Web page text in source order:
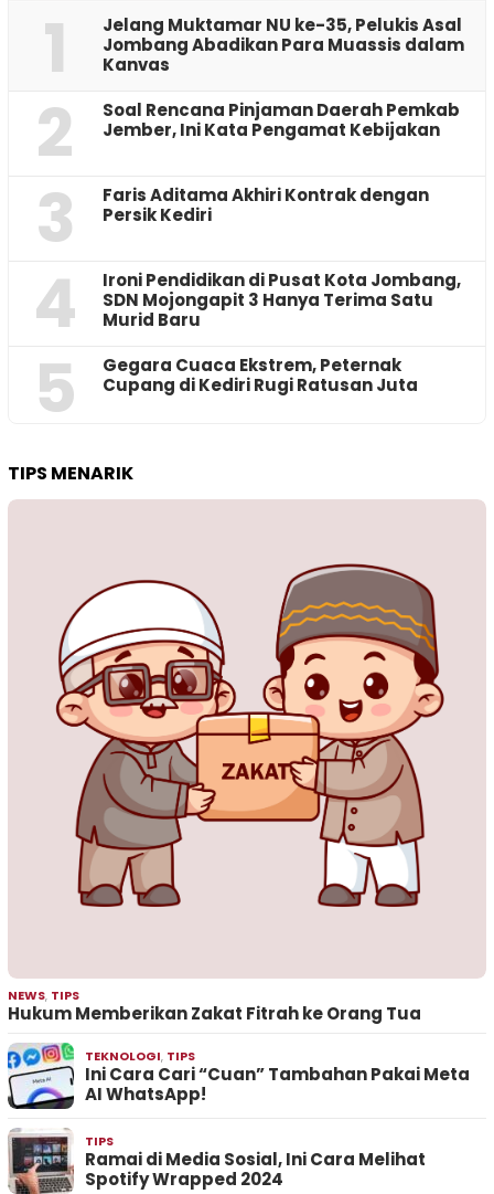
1
Jelang Muktamar NU ke-35, Pelukis Asal
Jombang Abadikan Para Muassis dalam
Kanvas
2
‎Soal Rencana Pinjaman Daerah Pemkab
Jember, Ini Kata Pengamat Kebijakan ‎
3
Faris Aditama Akhiri Kontrak dengan
Persik Kediri
4
Ironi Pendidikan di Pusat Kota Jombang,
SDN Mojongapit 3 Hanya Terima Satu
Murid Baru
5
‎Gegara Cuaca Ekstrem, Peternak
Cupang di Kediri Rugi Ratusan Juta
TIPS MENARIK
NEWS, TIPS
Hukum Memberikan Zakat Fitrah ke Orang Tua
TEKNOLOGI, TIPS
Ini Cara Cari “Cuan” Tambahan Pakai Meta
AI WhatsApp!
TIPS
Ramai di Media Sosial, Ini Cara Melihat
Spotify Wrapped 2024